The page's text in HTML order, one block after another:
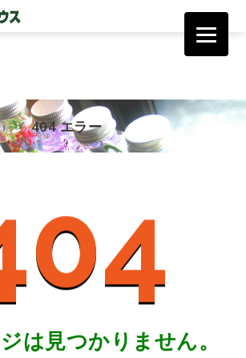
404 エラー
は見つかりません。